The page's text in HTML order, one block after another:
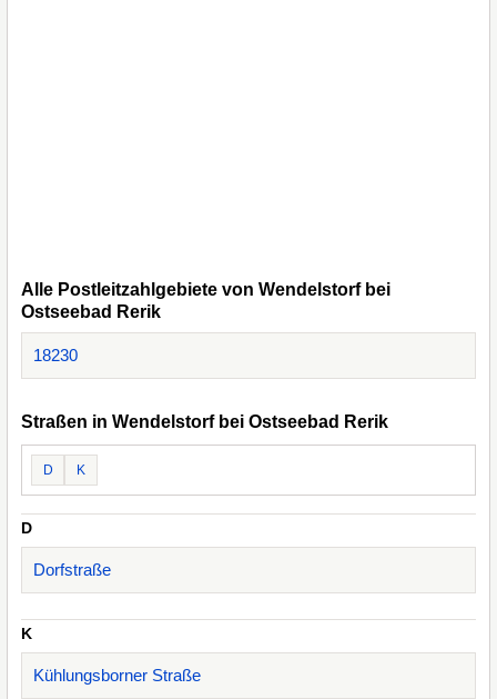
Alle Postleitzahlgebiete von Wendelstorf bei
Ostseebad Rerik
18230
Straßen in Wendelstorf bei Ostseebad Rerik
D K
D
Dorfstraße
K
Kühlungsborner Straße